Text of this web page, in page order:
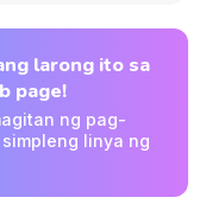
larong ito sa
page!
ng pag-
linya ng